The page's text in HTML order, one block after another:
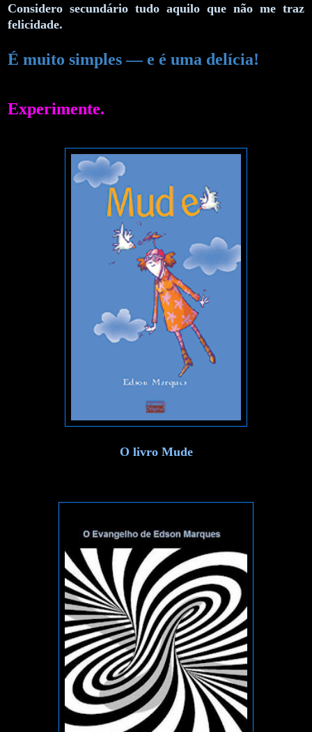
Considero secundário tudo aquilo que não me traz
felicidade.
É muito simples — e é uma delícia!
Experimente.
O livro Mude